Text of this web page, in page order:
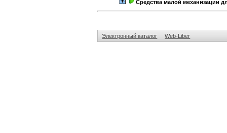
Средства малой механизации
Электронный каталог Web-Liber